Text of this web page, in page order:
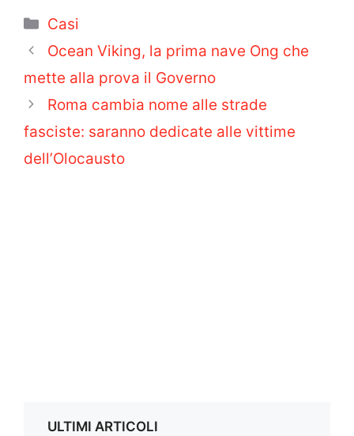
Categorie
Casi
Ocean Viking, la prima nave Ong che
mette alla prova il Governo
Roma cambia nome alle strade
fasciste: saranno dedicate alle vittime
dell’Olocausto
ULTIMI ARTICOLI